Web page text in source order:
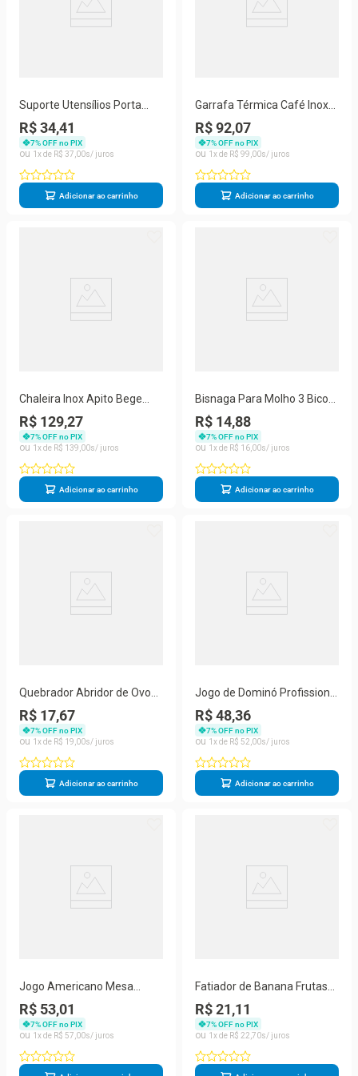
Suporte Utensílios Porta
Talher Facas Pano de
Cozinha
R$ 34,41
7% OFF no PIX
1
R$ 37 00
Adicionar ao carrinho
Garrafa Térmica Café Inox
Ampola Vidro Quente Linha
Gourmet
R$ 92,07
7% OFF no PIX
1
R$ 99 00
Adicionar ao carrinho
Chaleira Inox Apito Bege
Marmorizado Cabo
Amadeirado 3 Lt
R$ 129,27
7% OFF no PIX
1
R$ 139 00
Adicionar ao carrinho
Bisnaga Para Molho 3 Bicos
Profissional Graduada 1
Litro GP
R$ 14,88
7% OFF no PIX
1
R$ 16 00
Adicionar ao carrinho
Quebrador Abridor de Ovos
Prático Eficiente Sem
Sujeira
R$ 17,67
7% OFF no PIX
1
R$ 19 00
Adicionar ao carrinho
Jogo de Dominó Profissional
10mm Resina Osso Maleta
Couro
R$ 48,36
7% OFF no PIX
1
R$ 52 00
Adicionar ao carrinho
Jogo Americano Mesa
Posta Jantar Sousplat
Trama 6 Peças Bege
R$ 53,01
7% OFF no PIX
1
R$ 57 00
Fatiador de Banana Frutas
Legumes Saladas Inox
Multiuso
R$ 21,11
7% OFF no PIX
1
R$ 22 70